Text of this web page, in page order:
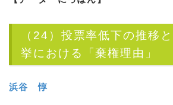
（24）投票率低下の推移
挙における「棄権理由」
浜谷 惇